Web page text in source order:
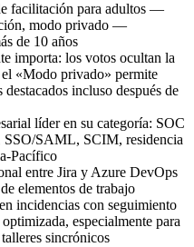
facilitación para adultos —
modo privado —
de 10 años
importa: los votos ocultan la
«Modo privado» permite
incluso después de
líder en su categoría: SOC
SAML, SCIM, residencia
Pacífico
entre Jira y Azure DevOps
elementos de trabajo
incidencias con seguimiento
especialmente para
sincrónicos